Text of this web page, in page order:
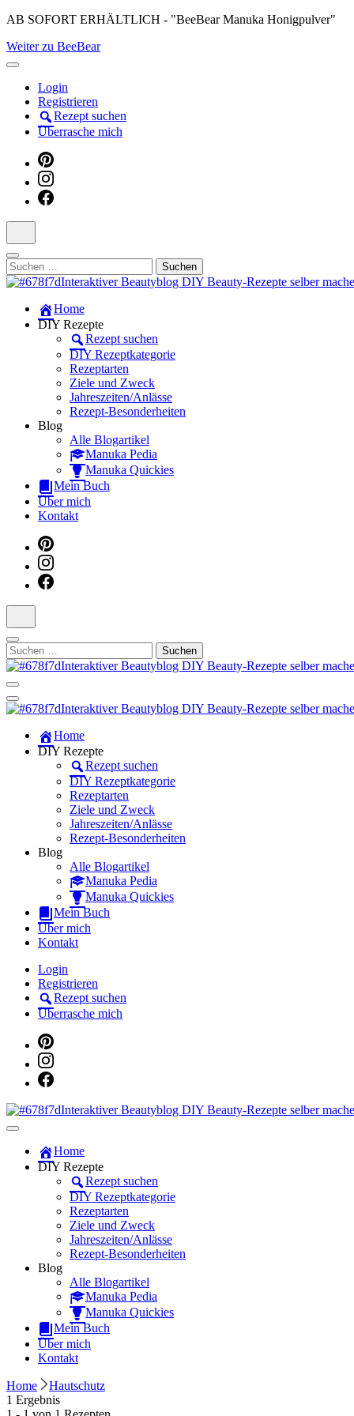
Skip
content
(Press
AB SOFORT ERHÄLTLICH - "BeeBear Manuka Honigpulver"
Weiter zu BeeBear
Login
Registrieren
Rezept suchen
Überrasche mich
Suchen
nach:
Manuka Magic – Natürlich schön:
Dein persönlicher interaktiver DIY Beautyblog
Home
DIY Rezepte
Rezept suchen
DIY Rezeptkategorie
Rezeptarten
Ziele und Zweck
Jahreszeiten/Anlässe
Rezept-Besonderheiten
Blog
Alle Blogartikel
Manuka Pedia
Manuka Quickies
Mein Buch
Über mich
Kontakt
Suchen
nach:
Manuka Magic – Natürlich schön:
Manuka Magic – Natürlich schön:
Dein persönlicher interaktiver DIY Beautyblog
Home
DIY Rezepte
Rezept suchen
DIY Rezeptkategorie
Rezeptarten
Ziele und Zweck
Jahreszeiten/Anlässe
Rezept-Besonderheiten
Blog
Alle Blogartikel
Manuka Pedia
Manuka Quickies
Mein Buch
Über mich
Kontakt
Login
Registrieren
Rezept suchen
Überrasche mich
Manuka Magic – Natürlich schön:
Home
DIY Rezepte
Rezept suchen
DIY Rezeptkategorie
Rezeptarten
Ziele und Zweck
Jahreszeiten/Anlässe
Rezept-Besonderheiten
Blog
Alle Blogartikel
Manuka Pedia
Manuka Quickies
Mein Buch
Über mich
Kontakt
Home
Hautschutz
1 Ergebnis